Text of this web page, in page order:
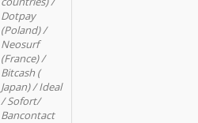
Dotpay
(Poland) /
Neosurf
(France) /
Bitcash (
Japan) / Ideal
/ Sofort/
Bancontact